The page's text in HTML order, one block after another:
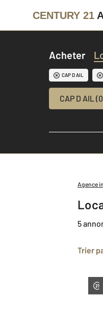
CENTURY 21
Acheter
CAP D AIL
CAP D AIL
Agence
5
Trier